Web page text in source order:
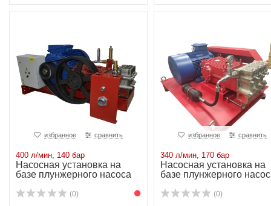
избранное сравнить
400 л/мин, 140 бар
Насосная установка на
базе плунжерного насоса
(0)
избранное сравнить
340 л/мин, 170 бар
Насосная установка на
базе плунжерного
(0)